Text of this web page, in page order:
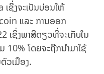
ຊິ່ງຈະເປັນບ່ອນໃຫ້
ແລະ ການອອກ
ເຊິ່ງພາສີດຽວທີ່ຈະເກັບໃນ
ໂດຍຈະຖືກນຳມາໃຊ້
ວເມືອງ.